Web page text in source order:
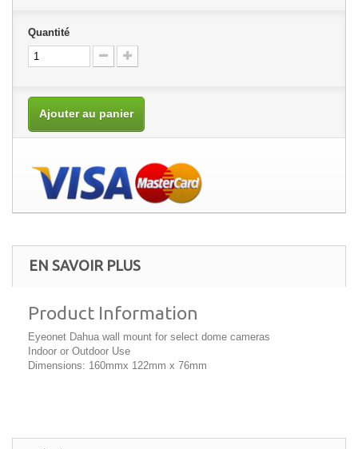
Quantité
Ajouter au panier
EN SAVOIR PLUS
Product Information
Eyeonet Dahua wall mount for select dome cameras
Indoor or Outdoor Use
Dimensions: 160mmx 122mm x 76mm